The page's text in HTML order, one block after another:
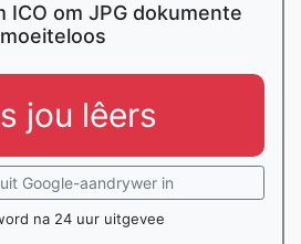
ICO om JPG dokumente
moeiteloos
jou lêers
Google-aandrywer in
na 24 uur uitgevee